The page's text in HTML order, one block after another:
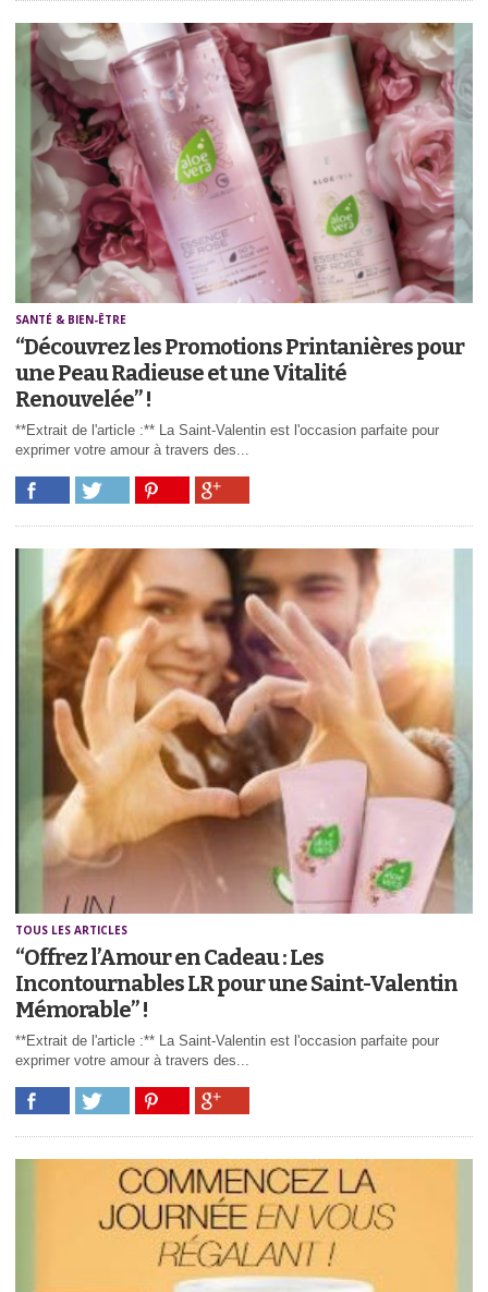
SANTÉ & BIEN-ÊTRE
“Découvrez les Promotions Printanières pour
une Peau Radieuse et une Vitalité
Renouvelée” !
**Extrait de l'article :** La Saint-Valentin est l'occasion parfaite pour
exprimer votre amour à travers des...
TOUS LES ARTICLES
“Offrez l’Amour en Cadeau : Les
Incontournables LR pour une Saint-Valentin
Mémorable” !
**Extrait de l'article :** La Saint-Valentin est l'occasion parfaite pour
exprimer votre amour à travers des...